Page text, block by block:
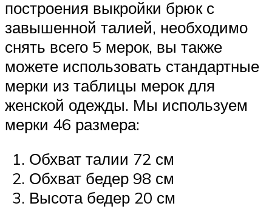
построения выкройки брюк с
завышенной талией, необходимо
снять всего 5 мерок, вы также
можете использовать стандартные
мерки из таблицы мерок для
женской одежды. Мы используем
мерки 46 размера:
Обхват талии 72 см
Обхват бедер 98 см
Высота бедер 20 см